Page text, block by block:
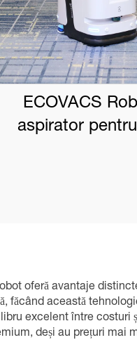
ECOVACS
aspirator
oferă avantaje
făcând această
excelent între
deși au prețuri